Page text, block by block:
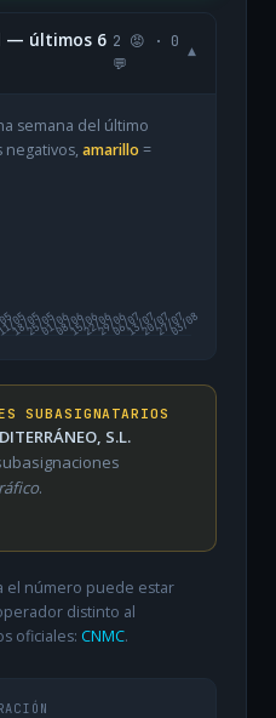
— últimos 6 2 😡 · 0
💬
▾
semana del último
negativos, amarillo =
05
18/0525/0501/0608/0615/0622/0629/0606/0713/0720/0727/07
03/08
SUBASIGNATARIOS
S.L.
.
el número puede estar
distinto al
oficiales: CNMC.